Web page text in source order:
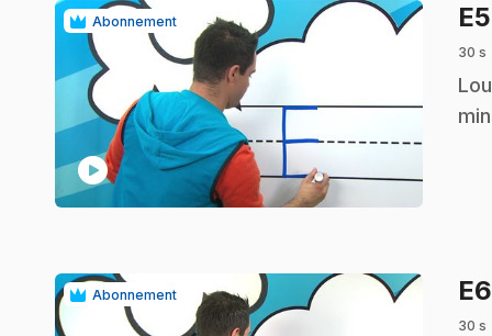
Abonnement
play_circle
E5
30 s
.
Abonnement E6
30 s